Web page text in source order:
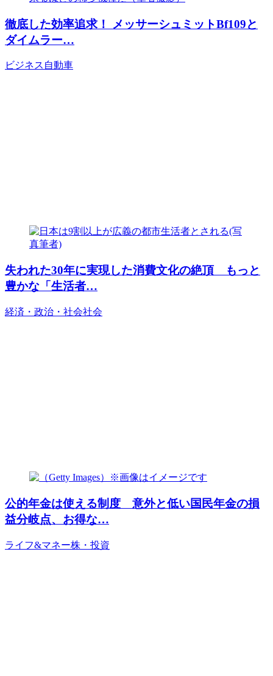
徹底した効率追求！ メッサーシュミットBf109と
ダイムラー…
ビジネス 自動車
失われた30年に実現した消費文化の絶頂 もっと
豊かな「生活者…
経済・政治・社会社会
公的年金は使える制度 意外と低い国民年金の損
益分岐点、お得な…
ライフ&マネー株・投資